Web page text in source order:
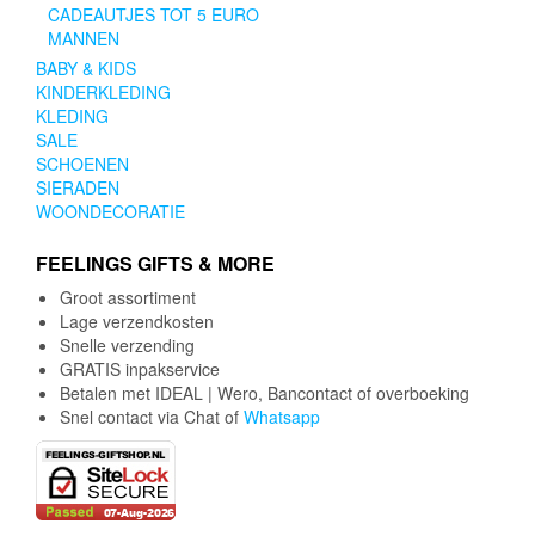
CADEAUTJES TOT 5 EURO
MANNEN
BABY & KIDS
KINDERKLEDING
KLEDING
SALE
SCHOENEN
SIERADEN
WOONDECORATIE
FEELINGS GIFTS & MORE
Groot assortiment
Lage verzendkosten
Snelle verzending
GRATIS inpakservice
Betalen met IDEAL | Wero, Bancontact of overboeking
Snel contact via Chat of Whatsapp